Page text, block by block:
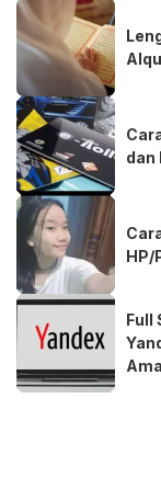
dan
HP/
Full